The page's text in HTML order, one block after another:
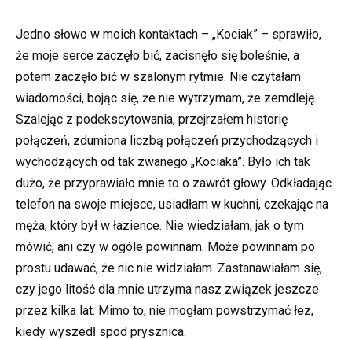
Jedno słowo w moich kontaktach – „Kociak” – sprawiło,
że moje serce zaczęło bić, zacisnęło się boleśnie, a
potem zaczęło bić w szalonym rytmie. Nie czytałam
wiadomości, bojąc się, że nie wytrzymam, że zemdleję.
Szalejąc z podekscytowania, przejrzałem historię
połączeń, zdumiona liczbą połączeń przychodzących i
wychodzących od tak zwanego „Kociaka”. Było ich tak
dużo, że przyprawiało mnie to o zawrót głowy. Odkładając
telefon na swoje miejsce, usiadłam w kuchni, czekając na
męża, który był w łazience. Nie wiedziałam, jak o tym
mówić, ani czy w ogóle powinnam. Może powinnam po
prostu udawać, że nic nie widziałam. Zastanawiałam się,
czy jego litość dla mnie utrzyma nasz związek jeszcze
przez kilka lat. Mimo to, nie mogłam powstrzymać łez,
kiedy wyszedł spod prysznica.